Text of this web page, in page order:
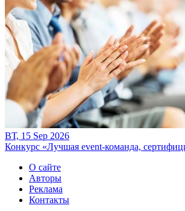
ВТ, 15 Sep 2026
Конкурс «Лучшая event-команда,
О сайте
Авторы
Реклама
Контакты